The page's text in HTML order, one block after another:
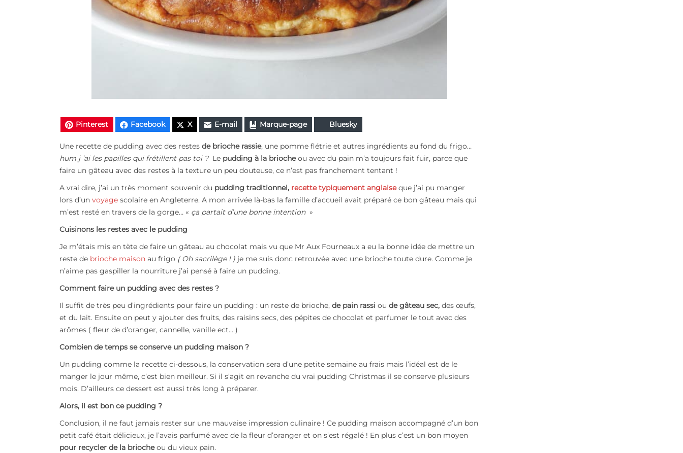
Pinterest Facebook X E-mail Marque-page Bluesky
Une recette de pudding avec des restes de brioche rassie, une pomme flétrie et autres ingrédients au fond du frigo…
hum j ‘ai les papilles qui frétillent pas toi ?Le pudding à la briocheou avec du pain m’a toujours fait fuir, parce que
faire un gâteau avec des restes à la texture un peu douteuse, ce n’est pas franchement tentant !
A vrai dire, j’ai un très moment souvenir du pudding traditionnel, recette typiquement anglaise que j’ai pu manger
lors d’un voyage scolaire en Angleterre. A mon arrivée là-bas la famille d’accueil avait préparé ce bon gâteau mais qui
m’est resté en travers de la gorge… « ça partait d’une bonne intention »
Cuisinons les restes avec le pudding
Je m’étais mis en tète de faire un gâteau au chocolat mais vu que Mr Aux Fourneaux a eu la bonne idée de mettre un
reste de brioche maison au frigo ( Oh sacrilège ! ) je me suis donc retrouvée avec une brioche toute dure. Comme je
n’aime pas gaspiller la nourriture j’ai pensé à faire un pudding.
Comment faire un pudding avec des restes ?
Il suffit de très peu d’ingrédients pour faire un pudding : un reste de brioche, de pain rassi ou de gâteau sec, des œufs,
et du lait. Ensuite on peut y ajouter des fruits, des raisins secs, des pépites de chocolat et parfumer le tout avec des
arômes ( fleur de d’oranger, cannelle, vanille ect… )
Combien de temps se conserve un pudding maison ?
Un pudding comme la recette ci-dessous, la conservation sera d’une petite semaine au frais mais l’idéal est de le
manger le jour même, c’est bien meilleur. Si il s’agit en revanche du vrai pudding Christmas il se conserve plusieurs
mois. D’ailleurs ce dessert est aussi très long à préparer.
Alors, il est bon ce pudding ?
Conclusion, il ne faut jamais rester sur une mauvaise impression culinaire ! Ce pudding maison accompagné d’un bon
petit café était délicieux, je l’avais parfumé avec de la fleur d’oranger et on s’est régalé ! En plus c’est un bon moyen
pour recycler de la briocheou du vieux pain.